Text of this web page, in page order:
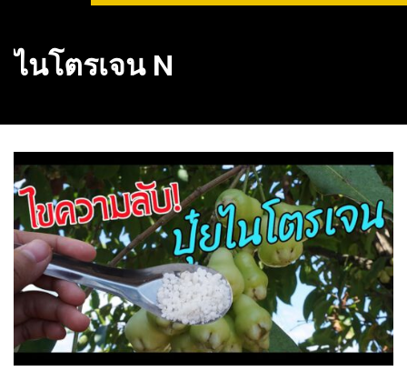
ลูกโตและหวานขนาดนี้ I didn’t expect that
such large and sweet fruit
ไนโตรเจน N